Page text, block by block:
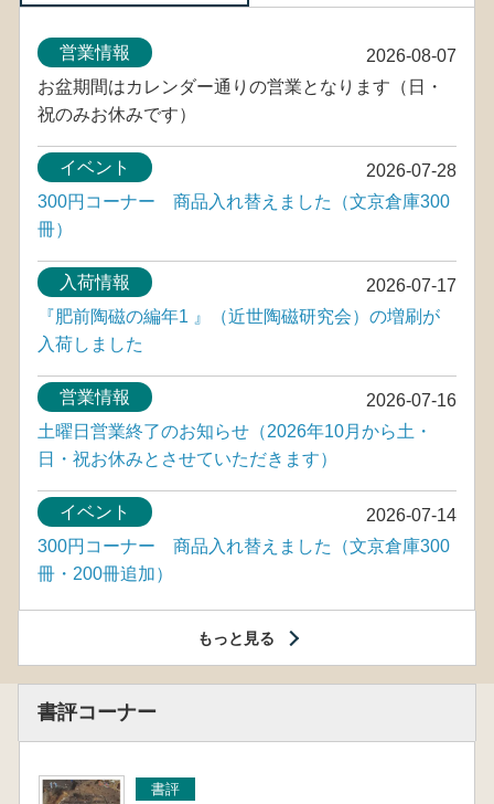
2026-08-07
営業情報
お盆期間はカレンダー通りの営業となります（日・
祝のみお休みです）
2026-07-28
イベント
300円コーナー 商品入れ替えました（文京倉庫300
冊）
2026-07-17
入荷情報
『肥前陶磁の編年1 』（近世陶磁研究会）の増刷が
入荷しました
2026-07-16
営業情報
土曜日営業終了のお知らせ（2026年10月から土・
日・祝お休みとさせていただきます）
2026-07-14
イベント
300円コーナー 商品入れ替えました（文京倉庫300
冊・200冊追加）
もっと見る
書評コーナー
書評